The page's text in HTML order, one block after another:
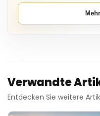
Verwandte
Entdecken Sie weitere